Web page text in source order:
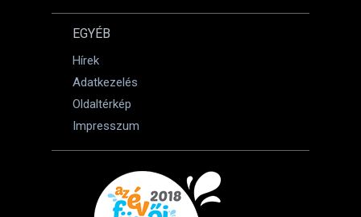
EGYÉB
Hírek
Adatkezelés
Oldaltérkép
Impresszum